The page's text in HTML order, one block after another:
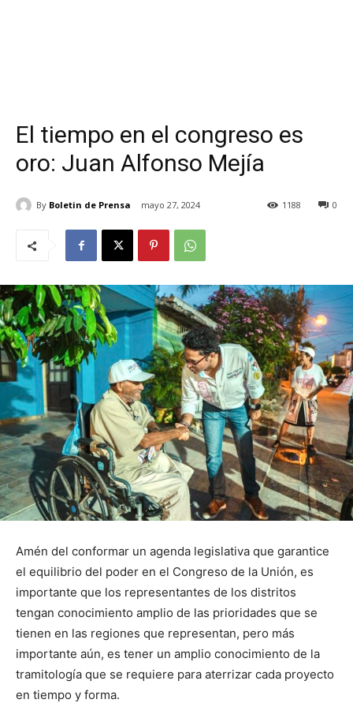
El tiempo en el congreso es
oro: Juan Alfonso Mejía
By Boletin de Prensa mayo 27, 2024 0
1188
Amén del conformar un agenda legislativa que garantice
el equilibrio del poder en el Congreso de la Unión, es
importante que los representantes de los distritos
tengan conocimiento amplio de las prioridades que se
tienen en las regiones que representan, pero más
importante aún, es tener un amplio conocimiento de la
tramitología que se requiere para aterrizar cada proyecto
en tiempo y forma.